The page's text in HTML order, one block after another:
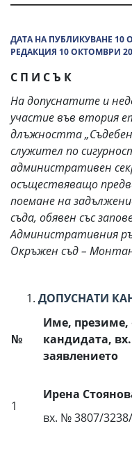
ДАТА НА ПУБЛИКУВАНЕ 10
РЕДАКЦИЯ 10 ОКТОМВРИ
С П И С Ъ К
На допуснатите и
участие във втория
длъжността
служител по
административен
осъществяващо
поемане на
съда, обявен със
Административния
Окръжен съд –
ДОПУСНАТИ
№
Име,
кандидата,
заявлението
1
Ирена
вх. № 3807/